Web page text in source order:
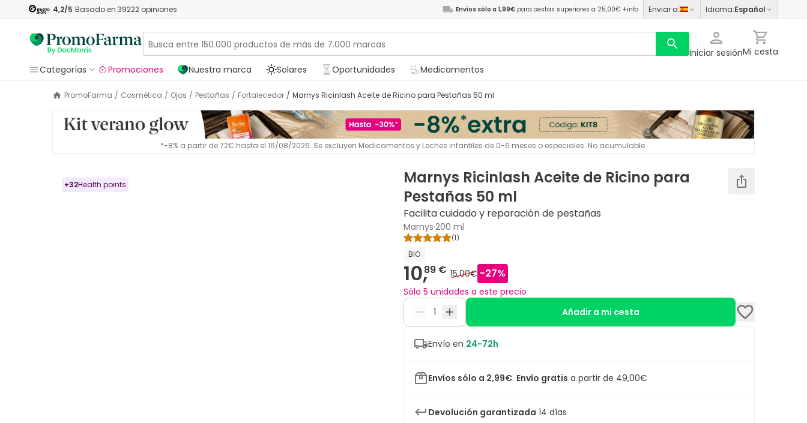
4,2/5 Basado en 39222 opiniones Envíos sólo a 1,99€ para cestas superiores a 25,00€ +info Enviar a: Idioma:Español
Iniciar sesiónMi cesta
Categorías
Promociones Nuestra marca Solares Oportunidades Medicamentos
PromoFarma / Cosmética / Ojos / Pestañas / Fortalecedor / Marnys Ricinlash Aceite de Ricino para Pestañas 50 ml
*-8% a partir de 72€ hasta el 16/08/2026. Se excluyen Medicamentos y Leches infantiles de 0-6 meses o especiales. No acumulable.
+32Health points
Marnys Ricinlash Aceite de Ricino para
Pestañas 50 ml
Facilita cuidado y reparación de pestañas
Marnys·200 ml
(1)
BIO
10,89 € 15,00€ -27%
Sólo 5 unidades a este precio
Añadir a mi cesta
Envío en 24-72h
Envíos sólo a 2,99€. Envío gratis a partir de 49,00€
Devolución garantizada 14 días